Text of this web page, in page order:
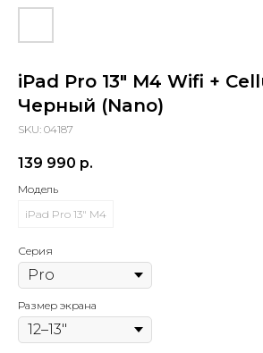
iPad Pro 13" M4 Wifi +
Черный (Nano)
SKU: 04187
139 990 р.
Модель
iPad Pro 13" M4
Серия
Размер экрана